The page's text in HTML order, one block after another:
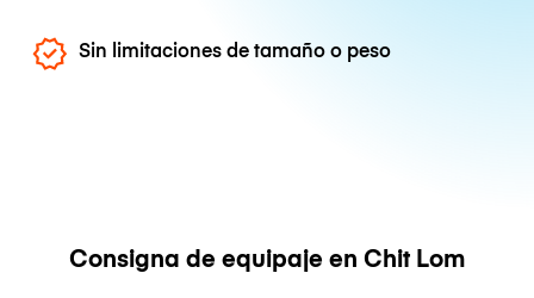
Sin limitaciones de tamaño o peso
Consigna de equipaje en Chit Lom